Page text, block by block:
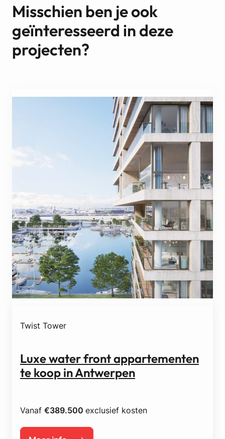
Misschien ben je ook
geïnteresseerd in deze
projecten?
Twist Tower
Luxe water front appartementen
te koop in Antwerpen
Vanaf €389.500 exclusief kosten